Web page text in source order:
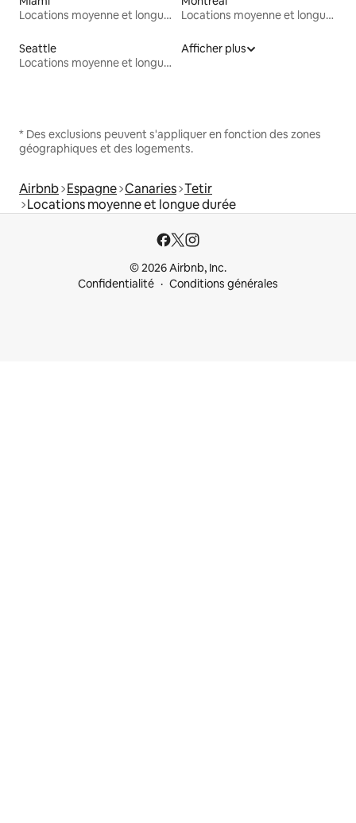
Locations moyenne et longue durée
Locations moyenne et longue durée
Seattle
Locations moyenne et longue durée
Afficher plus
* Des exclusions peuvent s'appliquer en fonction des zones
géographiques et des logements.
Airbnb Espagne Canaries Tetir
Locations moyenne et longue durée
© 2026 Airbnb, Inc.
Confidentialité
Conditions générales